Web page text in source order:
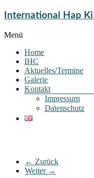
International Hap
Menü
Home
IHC
Aktuelles/Termine
Galerie
Kontakt
Impressum
Datenschutz
← Zurück
Weiter →